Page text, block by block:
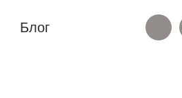
Блог